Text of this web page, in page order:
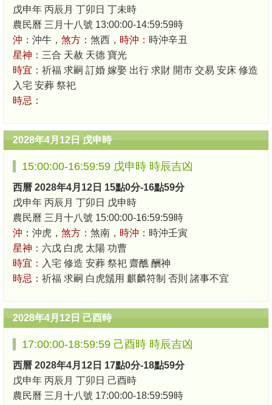
戊申年 丙辰月 丁卯日 丁未時
農民曆 三月十八號 13:00:00-14:59:59時
沖： 沖牛， 煞方： 煞西， 時沖： 時沖辛丑
星神： 三合 天赦 天德 寶光
時宜： 祈福 求嗣 訂婚 嫁娶 出行 求財 開市 交易 安床 修造
入宅 安葬 祭祀
時忌：
2028年4月12日 戊申時
15:00:00-16:59:59 戊申時 時辰吉凶
西曆 2028年4月12日 15點0分-16點59分
戊申年 丙辰月 丁卯日 戊申時
農民曆 三月十八號 15:00:00-16:59:59時
沖： 沖虎， 煞方： 煞南， 時沖： 時沖壬寅
星神： 六戊 白虎 太陽 功曹
時宜： 入宅 修造 安葬 祭祀 齋醮 酬神
時忌： 祈福 求嗣 白虎鬚用 麒麟符制 否則 諸事不宜
2028年4月12日 己酉時
17:00:00-18:59:59 己酉時 時辰吉凶
西曆 2028年4月12日 17點0分-18點59分
戊申年 丙辰月 丁卯日 己酉時
農民曆 三月十八號 17:00:00-18:59:59時